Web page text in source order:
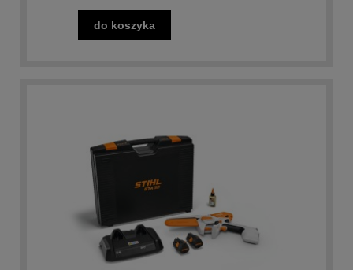
do koszyka